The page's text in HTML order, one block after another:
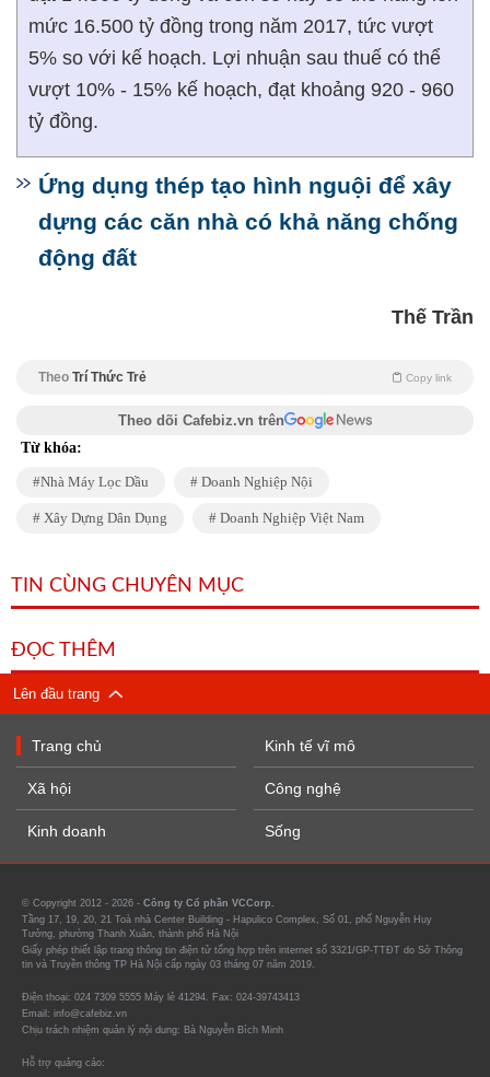
mức 16.500 tỷ đồng trong năm 2017, tức vượt
5% so với kế hoạch. Lợi nhuận sau thuế có thể
vượt 10% - 15% kế hoạch, đạt khoảng 920 - 960
tỷ đồng.
Ứng dụng thép tạo hình nguội để xây
dựng các căn nhà có khả năng chống
động đất
Thế Trần
Theo Trí Thức Trẻ Copy link
Theo dõi Cafebiz.vn trên
Từ khóa:
Nhà Máy Lọc Dầu Doanh Nghiệp Nội
Xây Dựng Dân Dụng Doanh Nghiệp Việt Nam
TIN CÙNG CHUYÊN MỤC
ĐỌC THÊM
Lên đầu trang
Trang chủ
Xã hội
Kinh doanh
Kinh tế vĩ mô
Công nghệ
Sống
© Copyright 2012 - 2026 - Công ty Cổ phần VCCorp.
Tầng 17, 19, 20, 21 Toà nhà Center Building - Hapulico Complex, Số 01, phố Nguyễn Huy
Tưởng, phường Thanh Xuân, thành phố Hà Nội
Giấy phép thiết lập trang thông tin điện tử tổng hợp trên internet số 3321/GP-TTĐT do Sở Thông
tin và Truyền thông TP Hà Nội cấp ngày 03 tháng 07 năm 2019.
Điện thoại: 024 7309 5555 Máy lẻ 41294. Fax: 024-39743413
Email: info@cafebiz.vn
Chịu trách nhiệm quản lý nội dung: Bà Nguyễn Bích Minh
Hỗ trợ quảng cáo: